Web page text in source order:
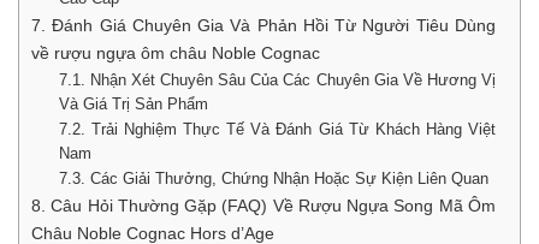
7. Đánh Giá Chuyên Gia Và Phản Hồi Từ Người Tiêu Dùng
về rượu ngựa ôm châu Noble Cognac
7.1. Nhận Xét Chuyên Sâu Của Các Chuyên Gia Về Hương Vị
Và Giá Trị Sản Phẩm
7.2. Trải Nghiệm Thực Tế Và Đánh Giá Từ Khách Hàng Việt
Nam
7.3. Các Giải Thưởng, Chứng Nhận Hoặc Sự Kiện Liên Quan
8. Câu Hỏi Thường Gặp (FAQ) Về Rượu Ngựa Song Mã Ôm
Châu Noble Cognac Hors d’Age